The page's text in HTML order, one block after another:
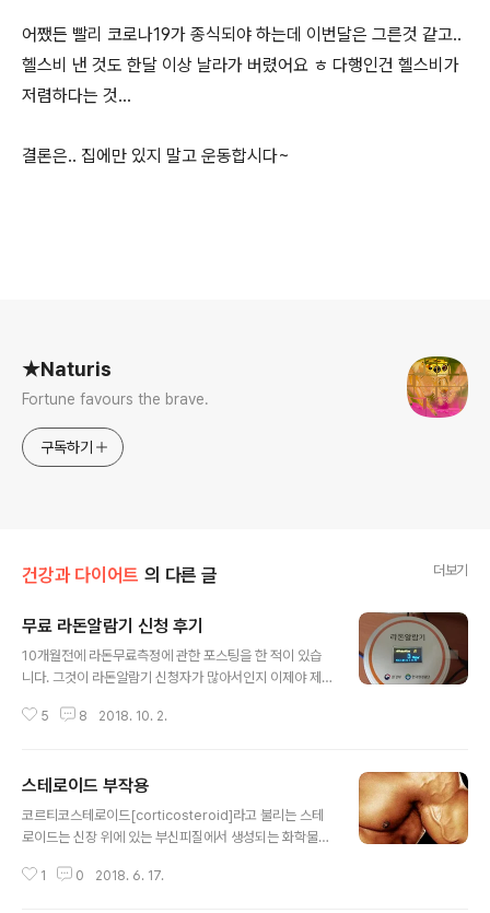
어쨌든 빨리 코로나19가 종식되야 하는데 이번달은 그른것 같고..
헬스비 낸 것도 한달 이상 날라가 버렸어요 ㅎ 다행인건 헬스비가
저렴하다는 것...
결론은.. 집에만 있지 말고 운동합시다~
★Naturis
Fortune favours the brave.
구독하기
건강과 다이어트 의 다른 글 더보기
무료 라돈알람기 신청 후기
10개월전에 라돈무료측정에 관한 포스팅을 한 적이 있습
니다. 그것이 라돈알람기 신청자가 많아서인지 이제야 제
에서 "라돈 무료측정 및 저감 컨설팅 서비스 사업" 에 의해
서 주고 간 라돈알람기는 "라돈아이플러스"란 제품이더군
요. 설치하고나면 요렇게 라돈 측정 수치를 표기해 줍니다.
구글스토어에서 라돈아이플러스 앱을 설치하면 모니터링
실시간으로 모니터링 가능합니다. 문제는 이 라돈아이플러
5 8 2018. 10. 2.
스테로이드 부작용
코르티코스테로이드[corticosteroid]라고 불리는 스테
로이드는 신장 위에 있는 부신피질에서 생성되는 화학물질
습니다. 스테로이드는 신체에서도 생성되고 의약품으로 제
1 0 2018. 6. 17.